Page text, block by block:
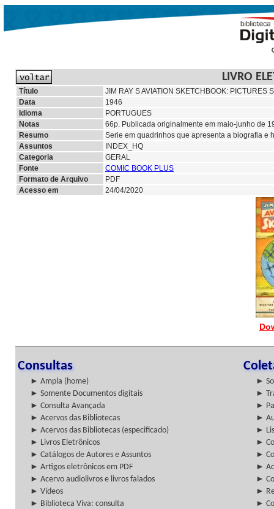
LIVRO
Título
JIM RAY S AVIATION SKETCHBOOK: PICTURES
Data
1946
Idioma
PORTUGUES
Notas
66p. Publicada originalmente em maio-junho de
Resumo
Serie em quadrinhos que apresenta a biografia e
Assuntos
INDEX_HQ
Categoria
GERAL
Fonte
COMIC BOOK PLUS
Formato de Arquivo
PDF
Acesso em
24/04/2020
Consultas
► Ampla (home)
►
► Somente Documentos digitais
►
► Consulta Avançada
►
► Acervos das Bibliotecas
►
► Acervos das Bibliotecas (especificado)
►
► Livros Eletrônicos
►
► Catálogos de Autores e Assuntos
►
► Artigos eletrônicos em PDF
►
► Acervo audiolivros e livros falados
►
► Vídeos
►
► Biblioteca Viva: consulta
►